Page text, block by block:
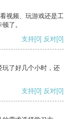
视频、玩游戏还是工
了。
支持[0] 反对[0]
玩了好几个小时，还
支持[0] 反对[0]